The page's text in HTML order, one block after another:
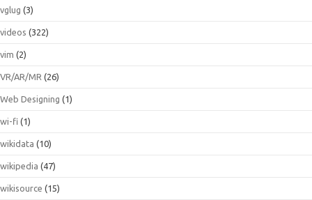
vglug (3)
videos (322)
vim (2)
VR/AR/MR (26)
Web Designing (1)
wi-fi (1)
wikidata (10)
wikipedia (47)
wikisource (15)